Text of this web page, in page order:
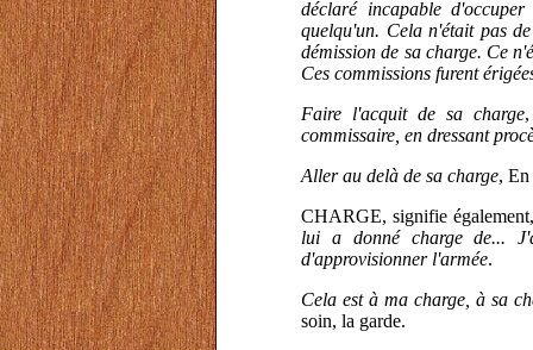
déclaré incapable
quelqu'un. Cela n'était pas
démission de sa charge. Ce
Ces commissions furent
Faire l'acquit de sa charge
commissaire, en dressant
Aller au delà de sa charge, En
CHARGE, signifie
lui a donné charge de...
d'approvisionner l'armée.
Cela est à ma charge, à sa
soin, la garde.